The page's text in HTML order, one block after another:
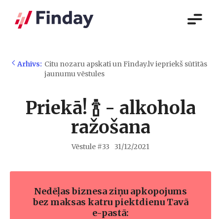
Arhīvs: Citu nozaru apskati un Finday.lv iepriekš sūtītās
jaunumu vēstules
Priekā! 🍾 - alkohola
ražošana
Vēstule #33 31/12/2021
Nedēļas biznesa ziņu apkopojums
bez maksas katru piektdienu Tavā
e-pastā: